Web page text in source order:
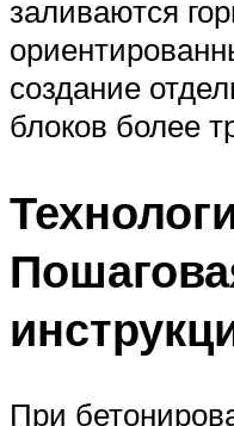
заливаются
создание
блоков более
При